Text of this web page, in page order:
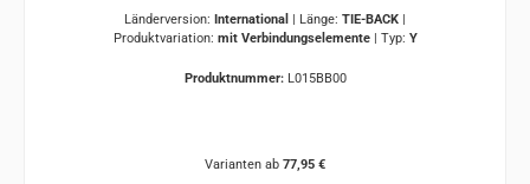
Länderversion: International Länge: TIE-BACK
Produktvariation: mit Verbindungselemente Typ: Y
Produktnummer: L015BB00
Varianten ab 77,95 €